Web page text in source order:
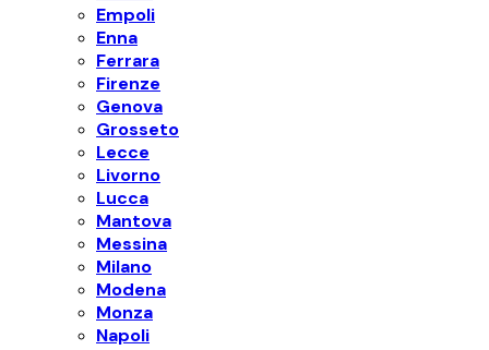
Empoli
Enna
Ferrara
Firenze
Genova
Grosseto
Lecce
Livorno
Lucca
Mantova
Messina
Milano
Modena
Monza
Napoli